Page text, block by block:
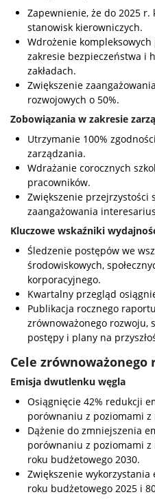
Zapewnienie, że do 2025 r.
stanowisk kierowniczych.
Wdrożenie
zakresie bezpieczeństwa i
zakładach.
Zwiększenie
rozwojowych o 50%.
Zobowiązania w zakresie
Utrzymanie 100%
zarządzania.
Wdrażanie corocznych
pracowników.
Zwiększenie przejrzystości
zaangażowania
Kluczowe wskaźniki
Śledzenie postępów we
środowiskowych,
korporacyjnego.
Kwartalny przegląd
Publikacja rocznego
zrównoważonego rozwoju,
postępy i plany na
Cele zrównoważonego
Emisja dwutlenku węgla
Osiągnięcie 42% redukcji
porównaniu z poziomami z
Dążenie do zmniejszenia
porównaniu z poziomami
roku budżetowego 2030.
Zwiększenie
roku budżetowego 2025 i